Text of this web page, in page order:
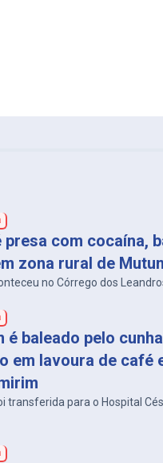
presa com cocaína,
zona rural de
no Córrego dos
é baleado pelo
em lavoura de café
transferida para o Hospital